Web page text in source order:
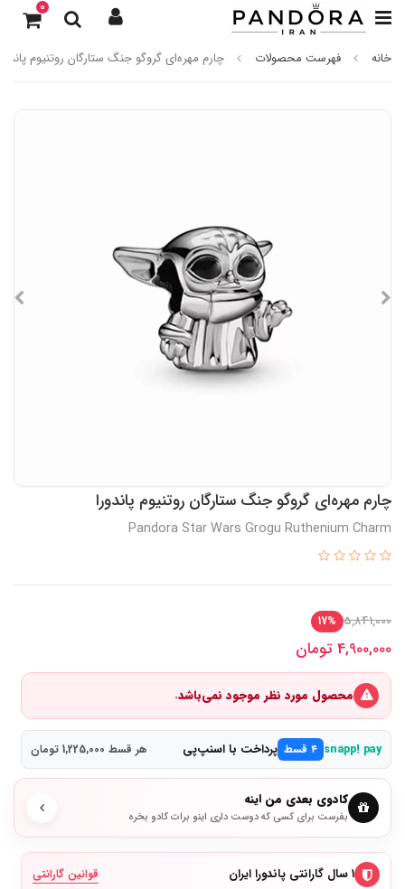
0
خانه فهرست محصولات چارم مهره‌ای گروگو جنگ ستارگان روتنیوم
چارم مهره‌ای گروگو جنگ ستارگان روتنیوم پاندورا
Pandora Star Wars Grogu Ruthenium Charm
5,841,000
17%
4,900,000 تومان
محصول مورد نظر موجود نمی‌باشد.
snapp! pay ۴ قسط پرداخت با اسنپ‌پی هر قسط 1,225,000 تومان
کادوی بعدی من اینه
بفرست برای کسی که دوست داری اینو برات کادو بخره
۱ سال گارانتی پاندورا ایران قوانین گارانتی